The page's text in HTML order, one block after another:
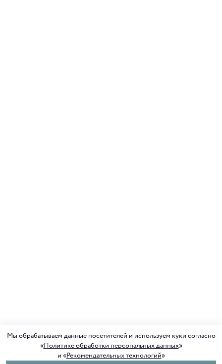
Мы обрабатываем данные посетителей и используем куки согласно
«Политике обработки персональных данных»
и «Рекомендательных технологий»